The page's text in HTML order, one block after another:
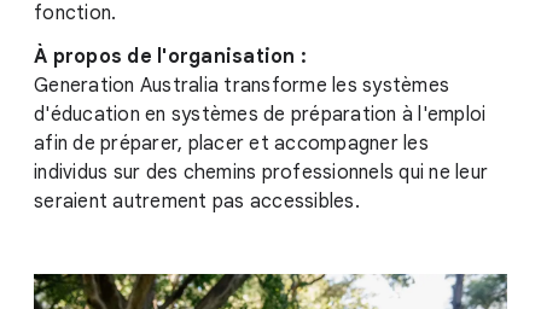
fonction.
À propos de l'organisation :
Generation Australia transforme les systèmes
d'éducation en systèmes de préparation à l'emploi
afin de préparer, placer et accompagner les
individus sur des chemins professionnels qui ne leur
seraient autrement pas accessibles.